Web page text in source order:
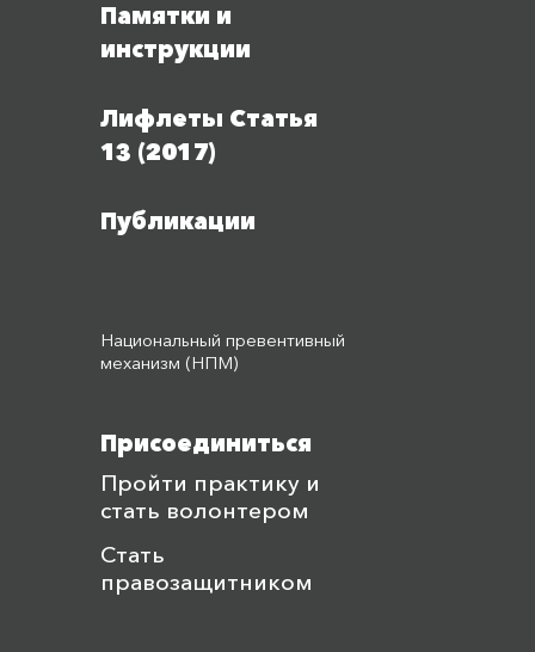
Памятки и
инструкции
Лифлеты Статья
13 (2017)
Публикации
Национальный превентивный
механизм (НПМ)
Присоединиться
Пройти практику и
стать волонтером
Стать
правозащитником